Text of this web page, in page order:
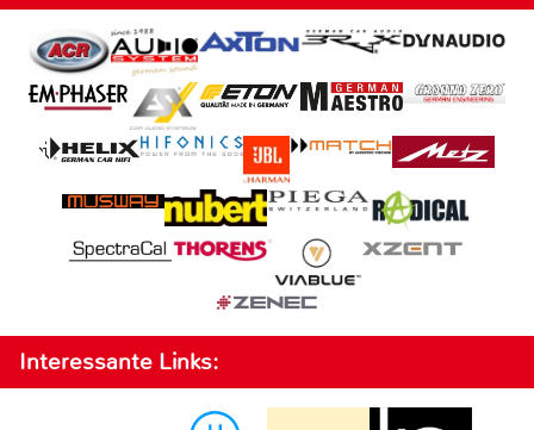
Interessante Links: